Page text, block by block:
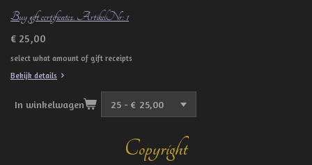
Buy gift certificates. ArtikelNr: 1
€ 25,00
select what amount of gift receipts
Bekijk details
In winkelwagen
Copyright